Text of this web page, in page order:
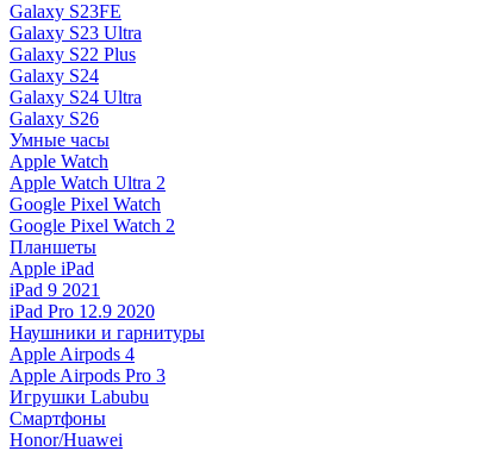
Galaxy S23FE
Galaxy S23 Ultra
Galaxy S22 Plus
Galaxy S24
Galaxy S24 Ultra
Galaxy S26
Умные часы
Apple Watch
Apple Watch Ultra 2
Google Pixel Watch
Google Pixel Watch 2
Планшеты
Apple iPad
iPad 9 2021
iPad Pro 12.9 2020
Наушники и гарнитуры
Apple Airpods 4
Apple Airpods Pro 3
Игрушки Labubu
Смартфоны
Honor/Huawei